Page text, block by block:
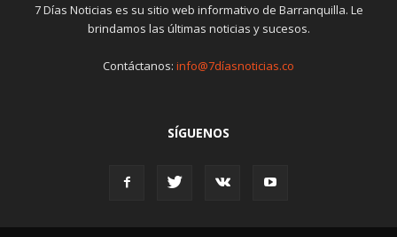
7 Días Noticias es su sitio web informativo de Barranquilla. Le
brindamos las últimas noticias y sucesos.
Contáctanos: info@7díasnoticias.co
SÍGUENOS